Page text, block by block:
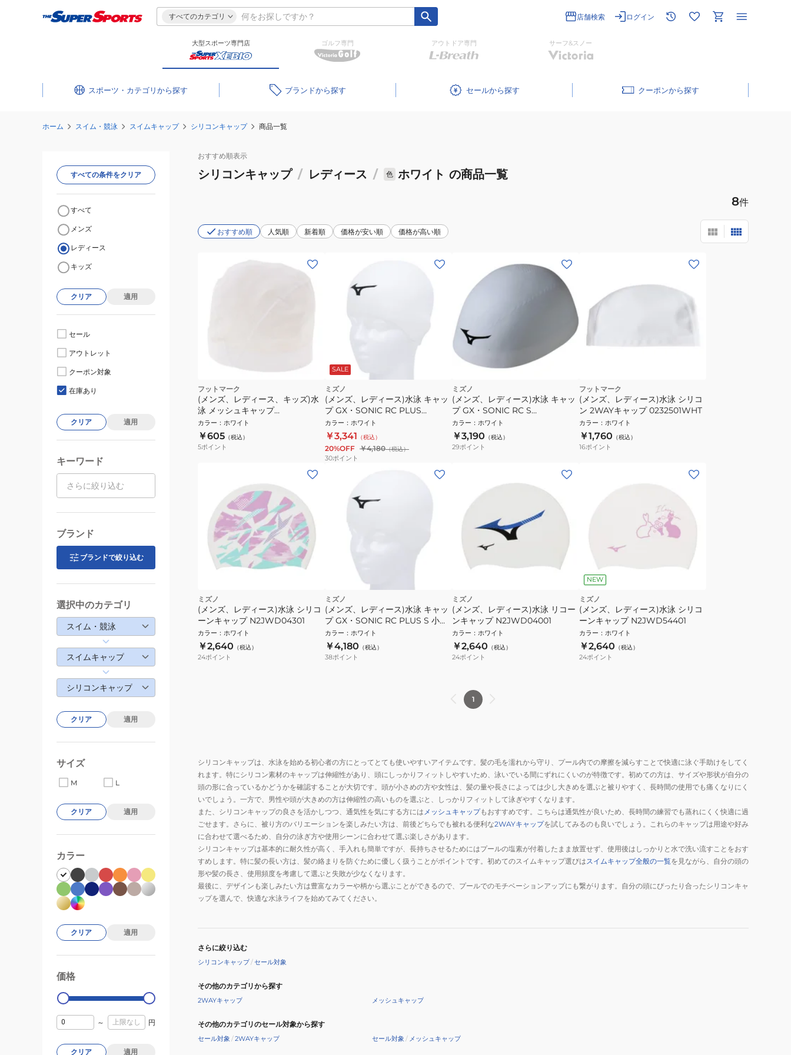
すべてのカテゴリ 店舗検索 ログイン
大型スポーツ専門店 ゴルフ専門 アウトドア専門 サーフ&スノー
スポーツ・カテゴリ ブランド セール クーポン
ホーム スイム・競泳 スイムキャップ シリコンキャップ 商品一覧
おすすめ順表示
シリコンキャップ / レディース / 色 ホワイト の商品一覧
8件
おすすめ順 人気順 新着順 価格が安い順 価格が高い順
フットマーク
(メンズ、レディース、キッズ)水
泳 メッシュキャップ
0232402WHT スイムキャップ 子
供/大人 財団法人日本水泳連盟推
薦水泳帽
カラー ： ホワイト
￥605 （税込）
5ポイント
SALE
ミズノ
(メンズ、レディース)水泳 キャッ
プ GX・SONIC RC PLUS
N2JWA50001
カラー ： ホワイト
￥3,341 （税込）
20%OFF ￥4,180（税込）
30ポイント
ミズノ
(メンズ、レディース)水泳 キャッ
プ GX・SONIC RC S
N2JWA50301
カラー ： ホワイト
￥3,190 （税込）
29ポイント
フットマーク
(メンズ、レディース)水泳 シリコ
ン 2WAYキャップ 0232501WHT
カラー ： ホワイト
￥1,760 （税込）
16ポイント
ミズノ
(メンズ、レディース)水泳 シリコ
ーンキャップ N2JWD04301
カラー ： ホワイト
￥2,640 （税込）
24ポイント
ミズノ
(メンズ、レディース)水泳 キャッ
プ GX・SONIC RC PLUS S 小さ
めサイズ N2JWA50101
カラー ： ホワイト
￥4,180 （税込）
38ポイント
ミズノ
(メンズ、レディース)水泳 リコー
ンキャップ N2JWD04001
カラー ： ホワイト
￥2,640 （税込）
24ポイント
NEW
ミズノ
(メンズ、レディース)水泳 シリコ
ーンキャップ N2JWD54401
カラー ： ホワイト
￥2,640 （税込）
24ポイント
1
シリコンキャップは、水泳を始める初心者の方にとってとても使いやすいアイテムです。髪の毛を濡れから守り、プール内での摩擦を減らすことで快適に泳ぐ手助けをしてく
れます。特にシリコン素材のキャップは伸縮性があり、頭にしっかりフィットしやすいため、泳いでいる間にずれにくいのが特徴です。初めての方は、サイズや形状が自分の
頭の形に合っているかどうかを確認することが大切です。頭が小さめの方や女性は、髪の量や長さによっては少し大きめを選ぶと被りやすく、長時間の使用でも痛くなりにく
いでしょう。一方で、男性や頭が大きめの方は伸縮性の高いものを選ぶと、しっかりフィットして泳ぎやすくなります。
また、シリコンキャップの良さを活かしつつ、通気性を気にする方には メッシュキャップもおすすめです。こちらは通気性が良いため、長時間の練習でも蒸れにくく快適に過
ごせます。さらに、被り方のバリエーションを楽しみたい方は、前後どちらでも被れる便利な2WAYキャップを試してみるのも良いでしょう。これらのキャップは用途や好み
に合わせて選べるため、自分の泳ぎ方や使用シーンに合わせて選ぶ楽しさがあります。
シリコンキャップは基本的に耐久性が高く、手入れも簡単ですが、長持ちさせるためにはプールの塩素が付着したまま放置せず、使用後はしっかりと水で洗い流すことをおす
すめします。特に髪の長い方は、髪の絡まりを防ぐために優しく扱うことがポイントです。初めてのスイムキャップ選びは スイムキャップ全般の一覧を見ながら、自分の頭の
形や髪の長さ、使用頻度を考慮して選ぶと失敗が少なくなります。
最後に、デザインも楽しみたい方は豊富なカラーや柄から選ぶことができるので、プールでのモチベーションアップにも繋がります。自分の頭にぴったり合ったシリコンキャ
ップを選んで、快適な水泳ライフを始めてみてください。
さらに絞り込む
シリコンキャップ/セール対象
その他のカテゴリから探す
2WAYキャップ メッシュキャップ
その他のカテゴリのセール対象から探す
セール対象 /2WAYキャップ セール対象 / メッシュキャップ
すべての条件をクリア
すべて
メンズ
レディース
キッズ
クリア 適用
セール
アウトレット
クーポン対象
在庫あり
クリア 適用
キーワード
ブランド
ブランドで絞り込む
選択中のカテゴリ
スイム・競泳
スイムキャップ
シリコンキャップ
クリア 適用
サイズ
M L
クリア 適用
カラー
クリア 適用
価格
0
～ 円
クリア 適用